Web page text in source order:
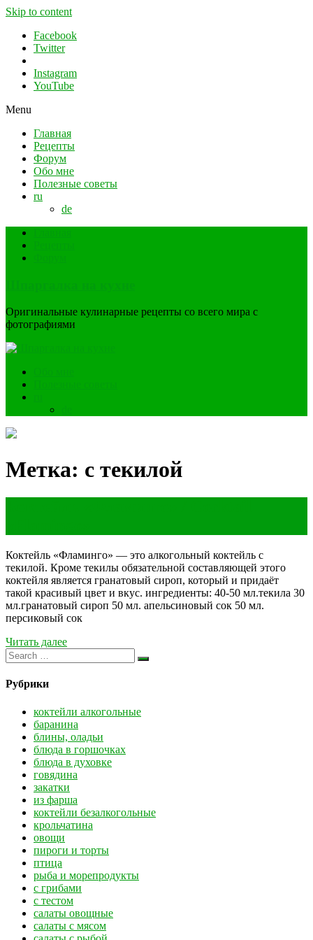
Skip to content
Facebook
Twitter
Instagram
YouTube
Menu
Главная
Рецепты
Форум
Обо мне
Полезные советы
ru
de
Оригинальные кулинарные рецепты со всего мира с
фотографиями
Метка: с текилой
Коктейль «Фламинго» — это алкогольный коктейль с
текилой. Кроме текилы обязательной составляющей этого
коктейля является гранатовый сироп, который и придаёт
такой красивый цвет и вкус. ингредиенты: 40-50 мл.текила 30
мл.гранатовый сироп 50 мл. апельсиновый сок 50 мл.
персиковый сок
Читать далее
Рубрики
коктейли алкогольные
баранина
блины, оладьи
блюда в горшочках
блюда в духовке
говядина
закатки
из фарша
коктейли безалкогольные
крольчатина
овощи
пироги и торты
птица
рыба и морепродукты
с грибами
с тестом
салаты овощные
салаты с мясом